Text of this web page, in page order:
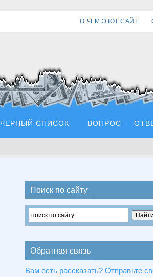
О ЧЕМ ЭТОТ САЙТ
ЧЕРНЫЙ СПИСОК ВОПРОС —
Поиск по сайту
Обратная связь
Вам есть рассказать? Отправьте